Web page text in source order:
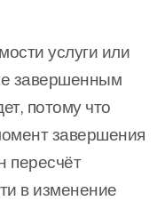
услуги или
завершенным
потому что
завершения
пересчёт
в изменение